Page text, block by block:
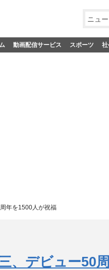
ニュ
動画配信サービス スポーツ
年を1500人が祝福
、デビュー50